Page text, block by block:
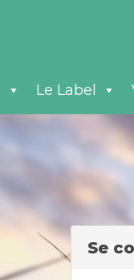
Le Label
Se